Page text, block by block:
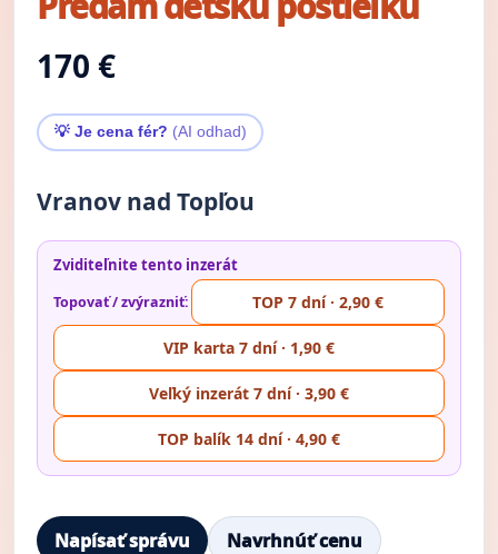
170 €
💡 Je cena fér? (AI odhad)
Vranov nad Topľou
Zviditeľnite tento inzerát
Topovať / zvýrazniť: TOP 7 dní · 2,90 €
VIP karta 7 dní · 1,90 €
Veľký inzerát 7 dní · 3,90 €
TOP balík 14 dní · 4,90 €
Napísať správu
Navrhnúť cenu